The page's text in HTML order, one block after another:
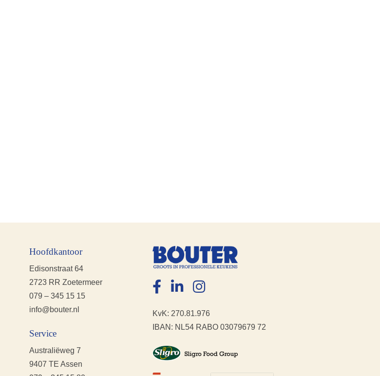
Hoofdkantoor
Edisonstraat 64
2723 RR Zoetermeer
079 – 345 15 15
info@bouter.nl
Service
Australiëweg 7
9407 TE Assen
KvK: 270.81.976
IBAN: NL54 RABO 03079679 72